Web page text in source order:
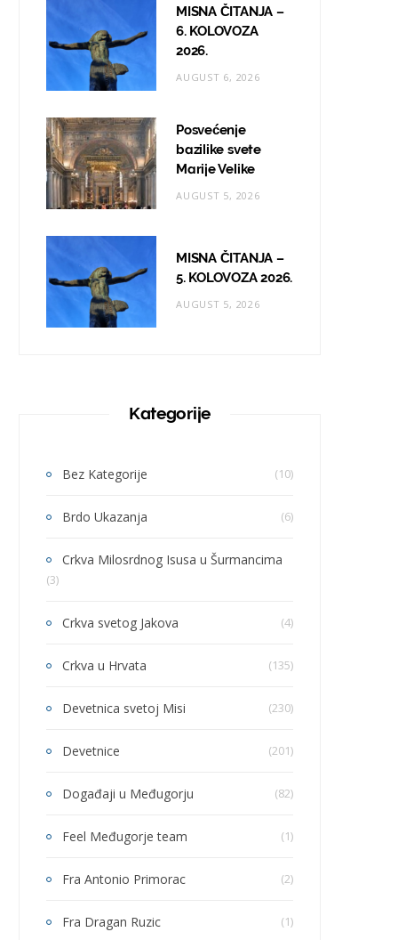
MISNA ČITANJA –
6. KOLOVOZA
2026.
AUGUST 6, 2026
Posvećenje
bazilike svete
Marije Velike
AUGUST 5, 2026
MISNA ČITANJA –
5. KOLOVOZA 2026.
AUGUST 5, 2026
Kategorije
Bez Kategorije (10)
Brdo Ukazanja (6)
Crkva Milosrdnog Isusa u Šurmancima
(3)
Crkva svetog Jakova (4)
Crkva u Hrvata (135)
Devetnica svetoj Misi (230)
Devetnice (201)
Događaji u Međugorju (82)
Feel Međugorje team (1)
Fra Antonio Primorac (2)
Fra Dragan Ruzic (1)